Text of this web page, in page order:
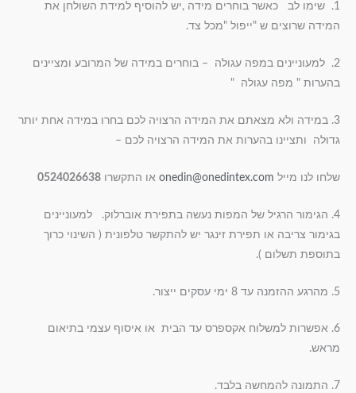
1. שימו לב כאשר בוחרים מידה ,יש להוסיף למידת השולחן את
המידה שרוצים ש "ייפול "מכל צד.
2. למעוניינים במפה עגולה – בוחרים במידה של המרובע ומציינים
בהערות " מפה עגולה "
3. במידה ולא מצאתם את המידה הרצויה לכם בחרו במידה אחת יותר
גדולה ותציינו בהערות את המידה הרצויה לכם –
שלחו לנו מייל onedin@onedintex.com או התקשרו 0524026638
4. הגימור הרגיל של המפות נעשה בתפירת אוברלוק. למעוניינים
בגימור צריבה או תפירת זינגר יש להתקשר טלפונית ( השינוי כרוך
בתוספת תשלום ).
5. מהרגע ההזמנה עד 8 ימי עסקים ייצור.
6. אפשרות למשלוח אקספרס עד הבית או איסוף עצמי בתיאום
מראש.
7. התמונה להמחשה בלבד.